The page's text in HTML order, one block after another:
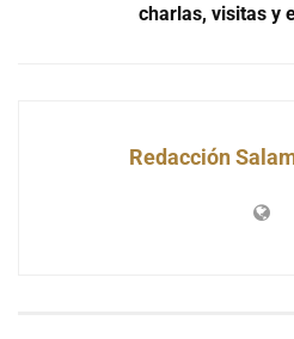
charlas, visitas y
Redacción